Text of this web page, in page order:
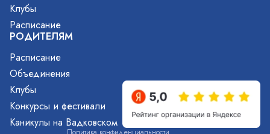
Клубы
Расписание
РОДИТЕЛЯМ
Расписание
Объединения
Клубы
Конкурсы и фестивали
Каникулы на Вадковском